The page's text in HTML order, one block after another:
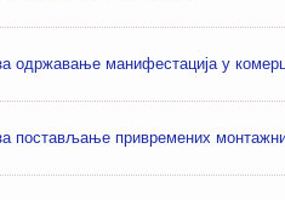
одржавање манифестација у
постављање привремених